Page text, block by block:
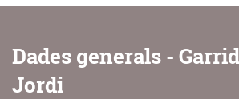
Dades generals -
Jordi